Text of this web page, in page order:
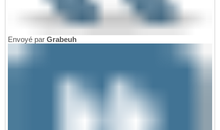
Envoyé par Grabeuh